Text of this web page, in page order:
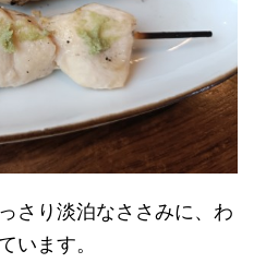
さり淡泊なささみに、わ
います。